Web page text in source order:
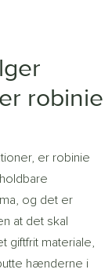
robinie
er robinie
og det er
at det skal
giftfrit materiale,
hænderne i